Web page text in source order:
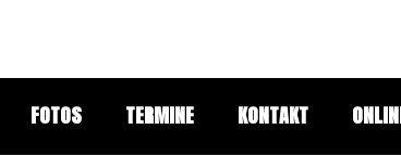
FOTOS TERMINE KONTAKT